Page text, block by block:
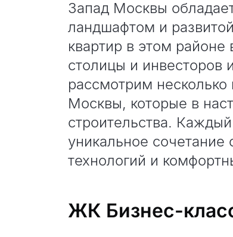
Запад Москвы
ландшафтом и
квартир в этом
столицы и инвесторов
рассмотрим
Москвы, которые в
строительства.
уникальное
технологий и
ЖК Бизнес-